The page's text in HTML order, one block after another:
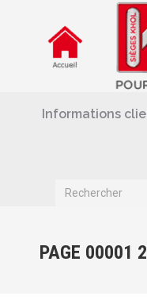
Informations
Search:
PAGE 00001 2